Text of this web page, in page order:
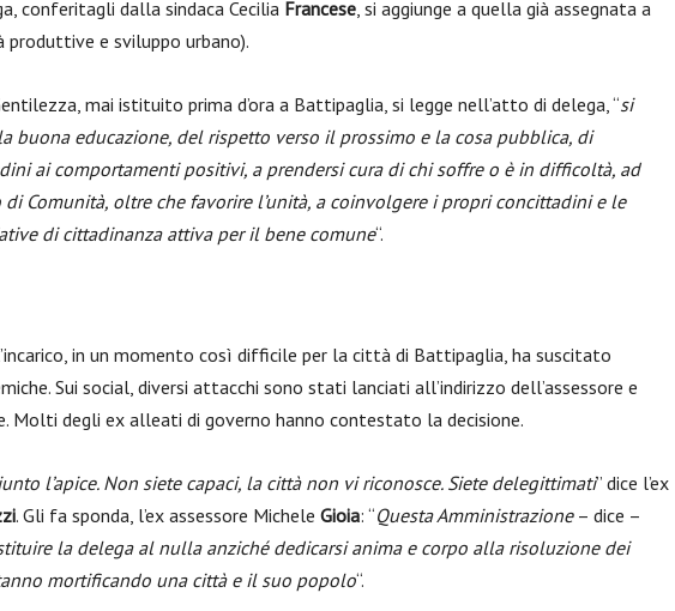
conferitagli dalla sindaca Cecilia Francese, si aggiunge a quella già assegnata a
produttive e sviluppo urbano).
mai istituito prima d’ora a Battipaglia, si legge nell’atto di delega, “si
buona educazione, del rispetto verso il prossimo e la cosa pubblica, di
ai comportamenti positivi, a prendersi cura di chi soffre o è in difficoltà, ad
di Comunità, oltre che favorire l’unità, a coinvolgere i propri concittadini e le
di cittadinanza attiva per il bene comune“.
in un momento così difficile per la città di Battipaglia, ha suscitato
Sui social, diversi attacchi sono stati lanciati all’indirizzo dell’assessore e
Molti degli ex alleati di governo hanno contestato la decisione.
l’apice. Non siete capaci, la città non vi riconosce. Siete delegittimati” dice l’ex
. Gli fa sponda, l’ex assessore Michele Gioia: “Questa Amministrazione– dice –
la delega al nulla anziché dedicarsi anima e corpo alla risoluzione dei
mortificando una città e il suo popolo“.